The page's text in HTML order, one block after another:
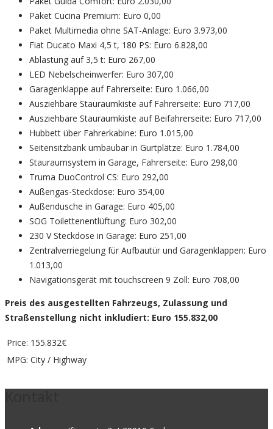
Paket Cucina Premium: Euro 0,00
Paket Multimedia ohne SAT-Anlage: Euro 3.973,00
Fiat Ducato Maxi 4,5 t, 180 PS: Euro 6.828,00
Ablastung auf 3,5 t: Euro 267,00
LED Nebelscheinwerfer: Euro 307,00
Garagenklappe auf Fahrerseite: Euro 1.066,00
Ausziehbare Stauraumkiste auf Fahrerseite: Euro 717,00
Ausziehbare Stauraumkiste auf Beifahrerseite: Euro 717,00
Hubbett über Fahrerkabine: Euro 1.015,00
Seitensitzbank umbaubar in Gurtplätze: Euro 1.784,00
Stauraumsystem in Garage, Fahrerseite: Euro 298,00
Truma DuoControl CS: Euro 292,00
Außengas-Steckdose: Euro 354,00
Außendusche in Garage: Euro 405,00
SOG Toilettenentlüftung: Euro 302,00
230 V Steckdose in Garage: Euro 251,00
Zentralverriegelung für Aufbautür und Garagenklappen: Euro
1.013,00
Navigationsgerät mit touchscreen 9 Zoll: Euro 708,00
Preis des ausgestellten Fahrzeugs, Zulassung und
Straßenstellung nicht inkludiert: Euro 155.832,00
Price: 155.832€
MPG: City / Highway